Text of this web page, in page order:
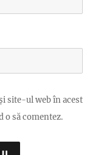
site-ul web în acest
o să comentez.